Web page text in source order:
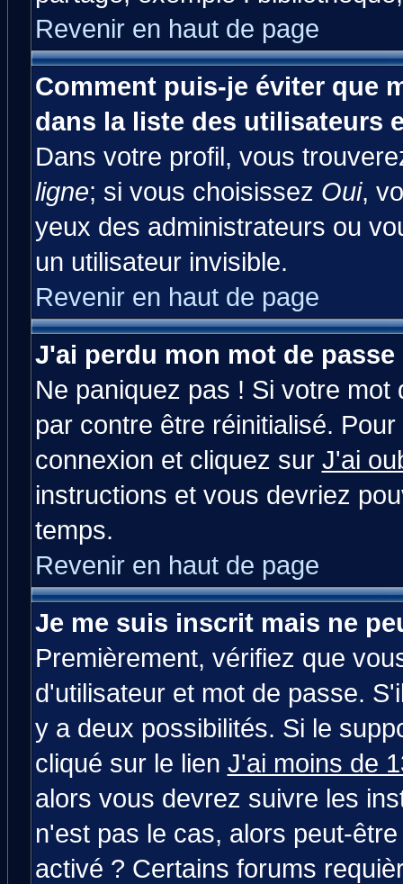
Revenir en haut de page
Comment puis-je éviter que
dans la liste des utilisateurs
Dans votre profil, vous
ligne; si vous choisissez Oui,
yeux des administrateurs ou
un utilisateur invisible.
Revenir en haut de page
J'ai perdu mon mot de passe
Ne paniquez pas ! Si votre
par contre être réinitialisé.
connexion et cliquez sur J'ai
instructions et vous devriez
temps.
Revenir en haut de page
Je me suis inscrit mais ne
Premièrement, vérifiez que
d'utilisateur et mot de passe.
y a deux possibilités. Si le
cliqué sur le lien J'ai moins de
alors vous devrez suivre les
n'est pas le cas, alors peut-
activé ? Certains forums